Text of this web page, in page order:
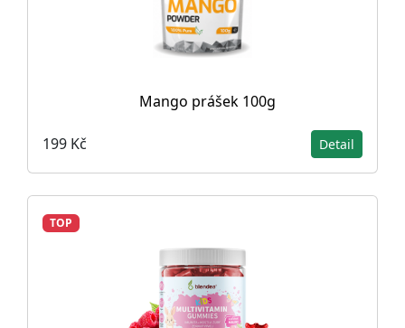
Mango prášek 100g
199 Kč Detail
TOP